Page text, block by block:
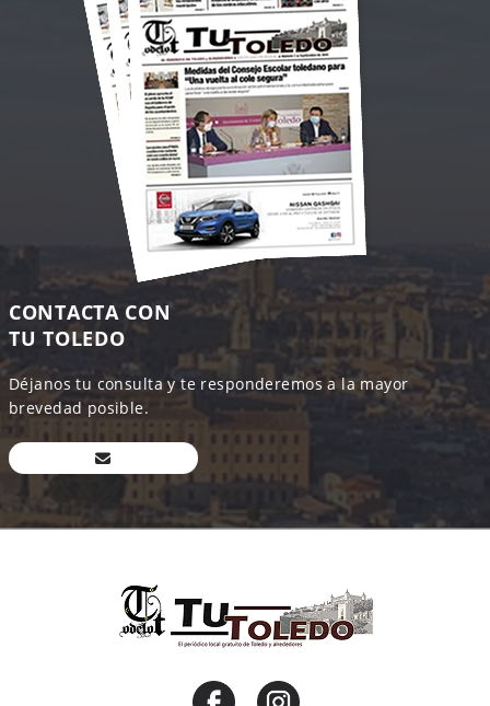
CONTACTA CON
TU TOLEDO
Déjanos tu consulta y te responderemos a la mayor
brevedad posible.